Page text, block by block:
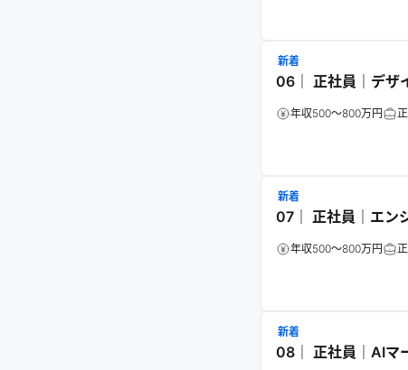
新着
06｜ 正社員｜デザ
年収500～800万円
新着
07｜ 正社員｜エン
年収500～800万円
新着
08｜ 正社員｜AIマ